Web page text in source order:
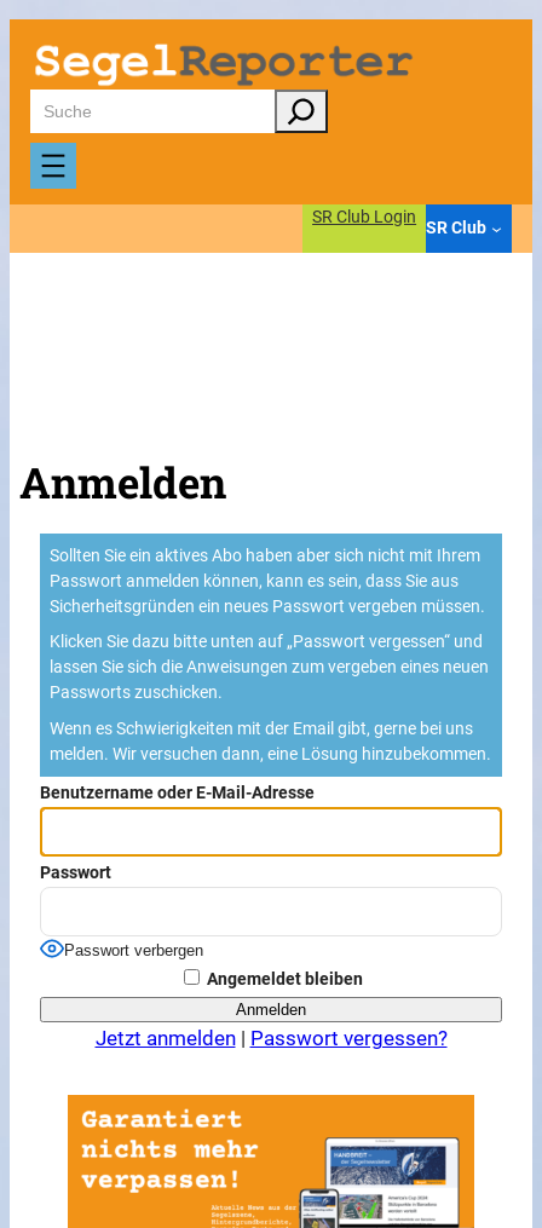
Suchen
SR Club Login
SR Club
Anmelden
Sollten Sie ein aktives Abo haben aber sich nicht mit Ihrem
Passwort anmelden können, kann es sein, dass Sie aus
Sicherheitsgründen ein neues Passwort vergeben müssen.
Klicken Sie dazu bitte unten auf „Passwort vergessen“ und
lassen Sie sich die Anweisungen zum vergeben eines neuen
Passworts zuschicken.
Wenn es Schwierigkeiten mit der Email gibt, gerne bei uns
melden. Wir versuchen dann, eine Lösung hinzubekommen.
Benutzername oder E-Mail-Adresse
Passwort
Passwort verbergen
Angemeldet bleiben
Jetzt anmelden| Passwort vergessen?